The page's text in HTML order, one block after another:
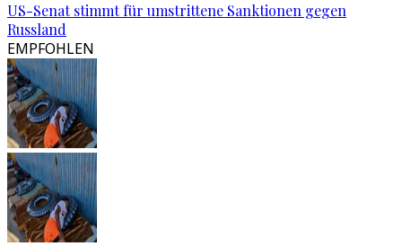
US-Senat stimmt für umstrittene Sanktionen gegen
Russland
EMPFOHLEN